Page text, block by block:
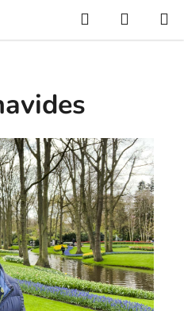
Hledat
KOŠÍK